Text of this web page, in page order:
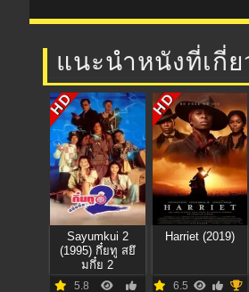
แนะนำหนังที่เกี่ย
HD
Sayumkui 2
(1995) กึ๋ยทู สยึ
มกึ๋ย 2
5.8
HD
Harriet (2019)
6.5